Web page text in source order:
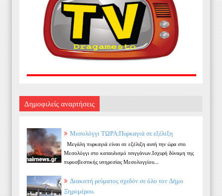
Δημοφιλείς αναρτήσεις
Μεσολόγγι ΤΩΡΑ:Πυρκαγιά σε εξέλιξη
Μεγάλη πυρκαγιά είναι σε εξέλιξη αυτή την ώρα στο
Μεσολόγγι στο καταυλισμό τσιγγάνων.Ισχυρή δύναμη της
πυροσβεστικής υπηρεσίας Μεσολογγίου...
Διακοπή ρεύματος σχεδόν σε όλο τον Δήμο
Ξηρομέρου.